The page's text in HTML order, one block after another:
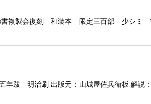
複製会復刻 和装本 限定三百部 少シミ
年跋 明治刷 出版元：山城屋佐兵衛板 解